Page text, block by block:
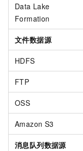
Data Lake
Formation
文件数据源
HDFS
FTP
OSS
Amazon S3
消息队列数据源